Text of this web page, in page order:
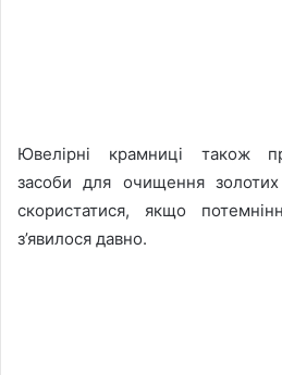
Ювелірні крамниці також
засоби для очищення
скористатися, якщо
з’явилося давно.